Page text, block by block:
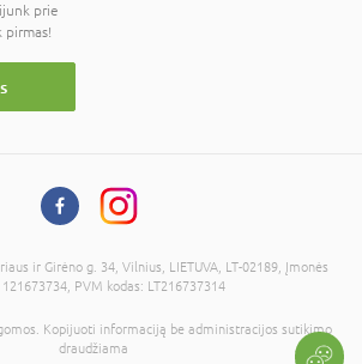
prie
pirmas!
ir Girėno g. 34, Vilnius, LIETUVA, LT-02189, Įmonės
121673734, PVM kodas: LT216737314
Kopijuoti informaciją be administracijos sutikimo
draudžiama